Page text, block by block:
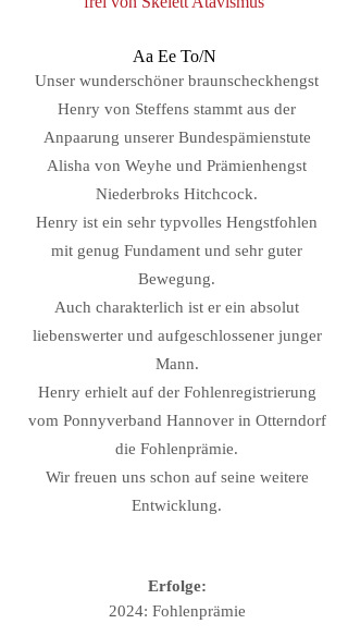
Aa Ee To/N
Unser wunderschöner braunscheckhengst
Henry von Steffens stammt aus der
Anpaarung unserer Bundespämienstute
Alisha von Weyhe und Prämienhengst
Niederbroks Hitchcock.
Henry ist ein sehr typvolles Hengstfohlen
mit genug Fundament und sehr guter
Bewegung.
Auch charakterlich ist er ein absolut
liebenswerter und aufgeschlossener junger
Mann.​
Henry erhielt auf der Fohlenregistrierung
vom Ponnyverband Hannover in Otterndorf
die Fohlenprämie.
Wir freuen uns schon auf seine weitere
Entwicklung.
Erfolge:
2024: Fohlenprämie